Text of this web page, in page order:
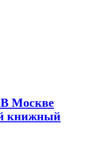
Москве
книжный